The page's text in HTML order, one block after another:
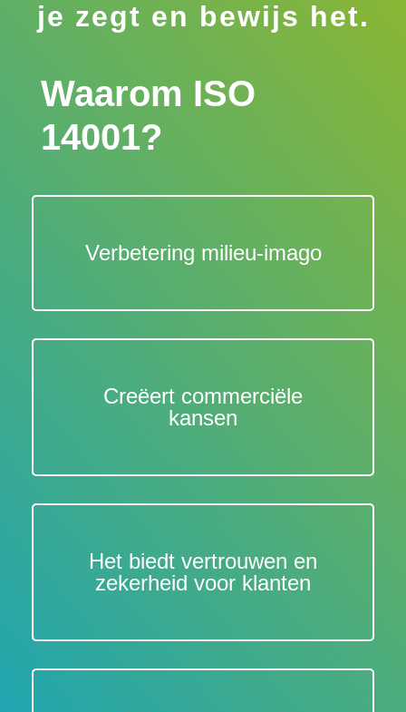
je zegt en bewijs het.
Waarom ISO
14001?
Verbetering milieu-imago
Creëert commerciële
kansen
Het biedt vertrouwen en
zekerheid voor klanten